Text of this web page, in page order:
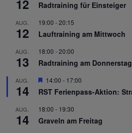
12 Radtraining für Einsteiger
AUG.
12
19:00 -20:15
Lauftraining am Mittwoch
AUG.
13
18:00 -20:00
Radtraining am
AUG.
14
Hervorgehoben
14:00 - 17:00
RST Ferienpass-Aktion:
AUG.
14
18:00 - 19:30
Graveln am Freitag